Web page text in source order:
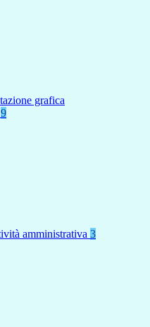
grafica
9
amministrativa 3